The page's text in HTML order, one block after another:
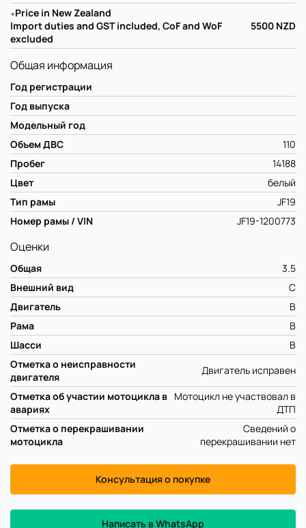
∗Price in New Zealand
Import duties and GST included, CoF and WoF
excluded
5500 NZD
Общая информация
Год регистрации
Год выпуска
Модельный год
Объем ДВС
110
Пробег
14188
Цвет
белый
Тип рамы
JF19
Номер рамы / VIN
JF19-1200773
Оценки
Общая
3.5
Внешний вид
C
Двигатель
B
Рама
B
Шасси
B
Отметка о неисправности
двигателя
Двигатель исправен
Отметка об участии мотоцикла в
авариях
Мотоцикл не участвовал в
ДТП
Отметка о перекрашивании
мотоцикла
Сведений о
перекрашивании нет
Консультация о покупке
Написать в WhatsApp